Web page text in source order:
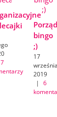
7
bingo
;)
17
września
2019
|
6